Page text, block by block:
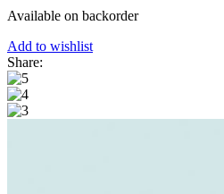
Available on backorder
Add to wishlist
Share: